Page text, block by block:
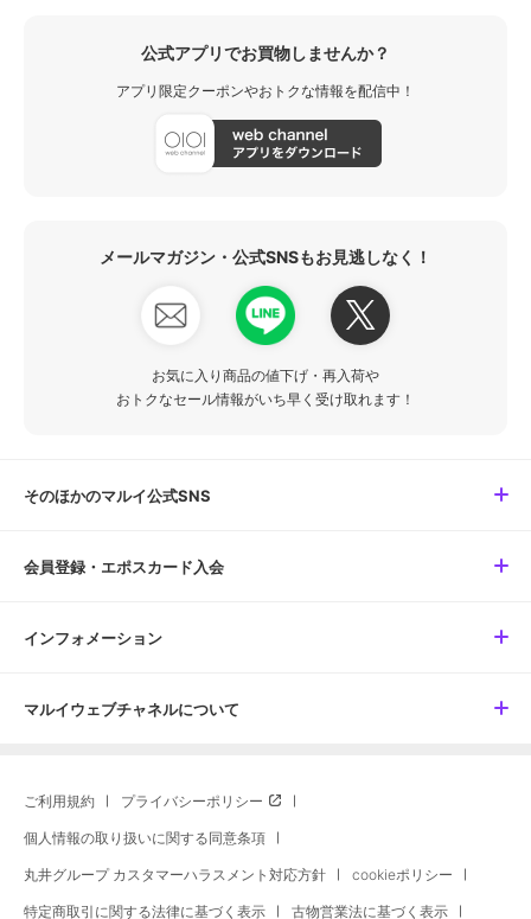
公式アプリでお買物しませんか？
アプリ限定クーポンやおトクな情報を配信中！
メールマガジン・公式SNSもお見逃しなく！
お気に入り商品の値下げ・再入荷や
おトクなセール情報がいち早く受け取れます！
そのほかのマルイ公式SNS
会員登録・エポスカード入会
インフォメーション
マルイウェブチャネルについて
ご利用規約 プライバシーポリシー
個人情報の取り扱いに関する同意条項
丸井グループ カスタマーハラスメント対応方針 cookieポリシー
特定商取引に関する法律に基づく表示 古物営業法に基づく表示